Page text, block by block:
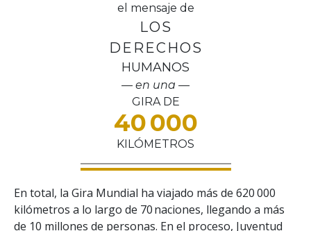
el mensaje de
LOS
DERECHOS
HUMANOS
— en una —
GIRA DE
40 000
KILÓMETROS
En total, la Gira Mundial ha viajado más de 620 000
kilómetros a lo largo de 70 naciones, llegando a más
de 10 millones de personas. En el proceso, Juventud